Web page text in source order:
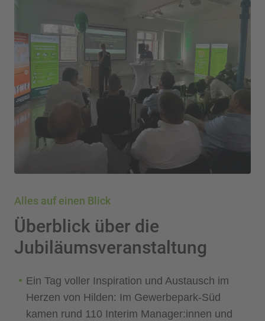
Alles auf einen Blick
Überblick über die
Jubiläumsveranstaltung
Ein Tag voller Inspiration und Austausch im
Herzen von Hilden: Im Gewerbepark‑Süd
kamen rund 110 Interim Manager:innen und